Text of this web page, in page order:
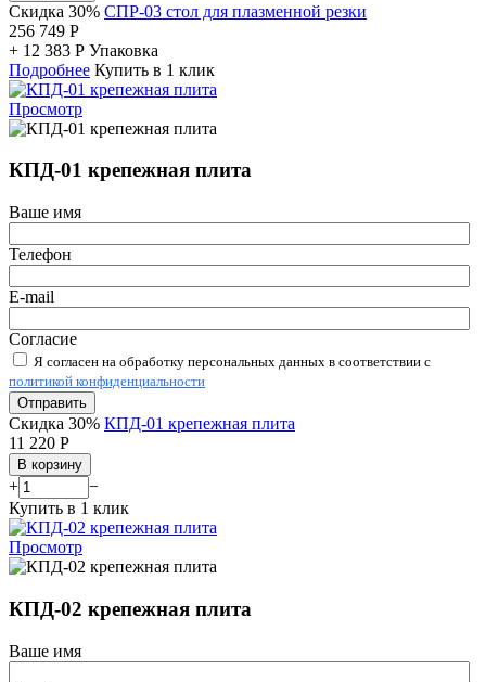
Скидка 30% СПР-03 стол для плазменной резки
256 749 Р
+ 12 383 Р Упаковка
Подробнее Купить в 1 клик
Просмотр
КПД-01 крепежная плита
Ваше имя
Телефон
E-mail
Согласие
Я согласен на обработку персональных данных в соответствии с
политикой конфиденциальности
Отправить
Скидка 30% КПД-01 крепежная плита
11 220 Р
В корзину
+
−
Купить в 1 клик
Просмотр
КПД-02 крепежная плита
Ваше имя